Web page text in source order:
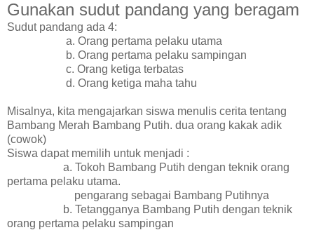
Gunakan sudut pandang yang beragam
Sudut pandang ada 4:
a. Orang pertama pelaku utama
b. Orang pertama pelaku sampingan
c. Orang ketiga terbatas
d. Orang ketiga maha tahu
Misalnya, kita mengajarkan siswa menulis cerita tentang
Bambang Merah Bambang Putih. dua orang kakak adik
(cowok)
Siswa dapat memilih untuk menjadi :
a. Tokoh Bambang Putih dengan teknik orang
pertama pelaku utama.
pengarang sebagai Bambang Putihnya
b. Tetangganya Bambang Putih dengan teknik
orang pertama pelaku sampingan